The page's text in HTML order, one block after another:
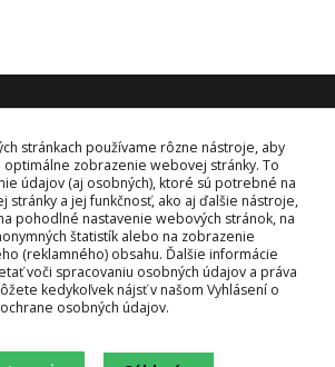
stránkach používame rôzne nástroje, aby
optimálne zobrazenie webovej stránky. To
údajov (aj osobných), ktoré sú potrebné na
stránky a jej funkčnosť, ako aj ďalšie nástroje,
pohodlné nastavenie webových stránok, na
štatistík alebo na zobrazenie
(reklamného) obsahu. Ďalšie informácie
voči spracovaniu osobných údajov a práva
kedykoľvek nájsť v našom Vyhlásení o
ochrane osobných údajov.